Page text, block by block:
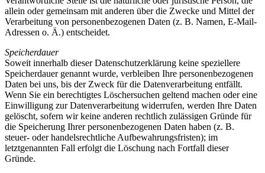
allein oder gemeinsam mit anderen über die Zwecke und Mittel der
Verarbeitung von personenbezogenen Daten (z. B. Namen, E-Mail-
Adressen o. Ä.) entscheidet.
Speicherdauer
Soweit innerhalb dieser Datenschutzerklärung keine speziellere
Speicherdauer genannt wurde, verbleiben Ihre personenbezogenen
Daten bei uns, bis der Zweck für die Datenverarbeitung entfällt.
Wenn Sie ein berechtigtes Löschersuchen geltend machen oder eine
Einwilligung zur Datenverarbeitung widerrufen, werden Ihre Daten
gelöscht, sofern wir keine anderen rechtlich zulässigen Gründe für
die Speicherung Ihrer personenbezogenen Daten haben (z. B.
steuer- oder handelsrechtliche Aufbewahrungsfristen); im
letztgenannten Fall erfolgt die Löschung nach Fortfall dieser
Gründe.